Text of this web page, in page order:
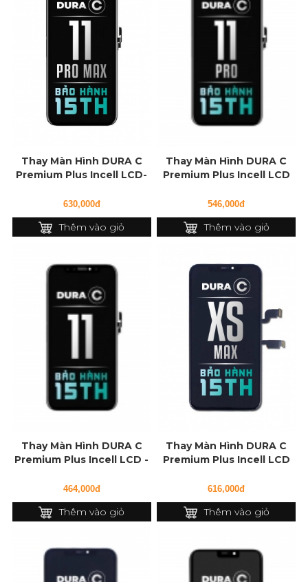
Thay Màn Hình DURA C
Premium Plus Incell LCD-
630,000đ
Thêm vào giỏ
Thay Màn Hình DURA C
Premium Plus Incell LCD
546,000đ
Thêm vào giỏ
Thay Màn Hình DURA C
Premium Plus Incell LCD -
464,000đ
Thêm vào giỏ
Thay Màn Hình DURA C
Premium Plus Incell LCD
616,000đ
Thêm vào giỏ